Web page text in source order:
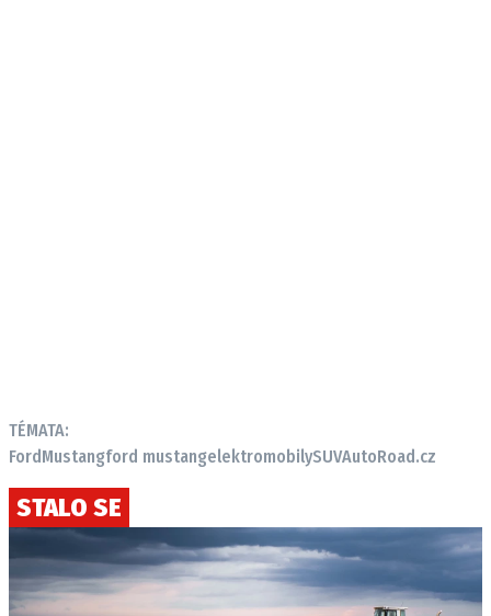
TÉMATA:
FordMustangford mustangelektromobilySUVAutoRoad.cz
STALO SE